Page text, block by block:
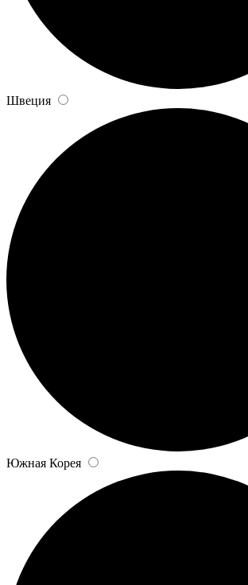
Швеция
Южная Корея